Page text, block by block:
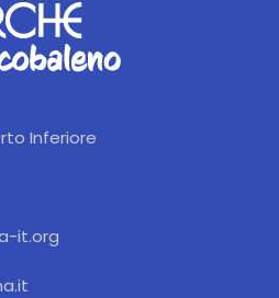
Inferiore
it.org